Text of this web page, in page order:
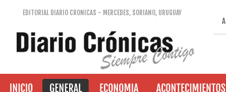
EDITORIAL DIARIO CRONICAS - MERCEDES, SORIANO, URUGUAY